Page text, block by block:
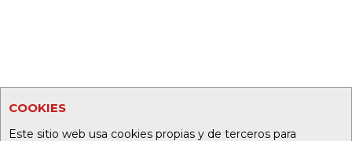
COOKIES
Este sitio web usa cookies propias y de terceros para